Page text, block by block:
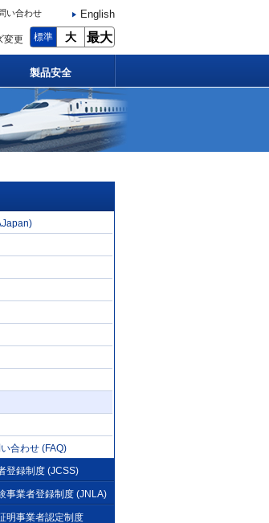
い合わせ English
変更 標準 大 最大
製品安全
合わせ (FAQ)
登録制度 (JCSS)
事業者登録制度 (JNLA)
明事業者認定制度